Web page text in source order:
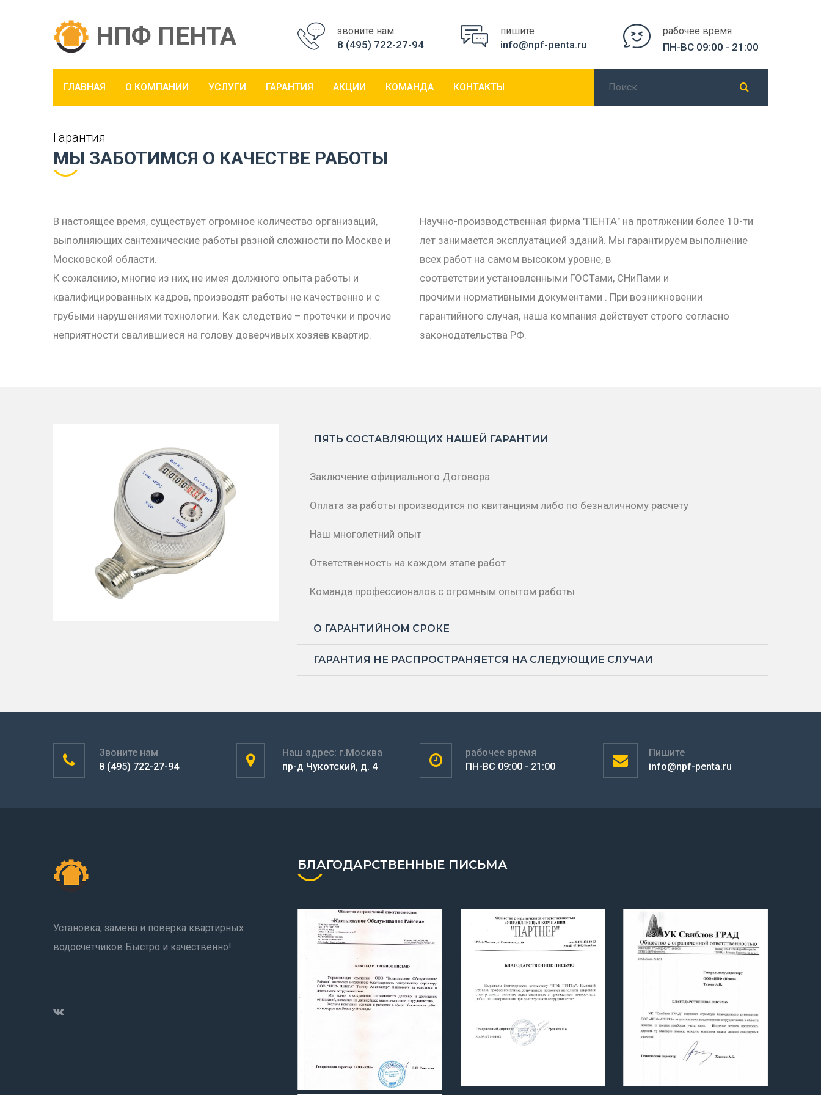
НПФ ПЕНТА звоните нам
8 (495) 722-27-94
пишите
info@npf-penta.ru
рабочее время
ПН-ВС 09:00 - 21:00
ГЛАВНАЯ О КОМПАНИИ УСЛУГИ ГАРАНТИЯ АКЦИИ КОМАНДА КОНТАКТЫ
Гарантия
МЫ ЗАБОТИМСЯ О КАЧЕСТВЕ РАБОТЫ
В настоящее время, существует огромное количество организаций,
выполняющих сантехнические работы разной сложности по Москве и
Московской области.
К сожалению, многие из них, не имея должного опыта работы и
квалифицированных кадров, производят работы не качественно и с
грубыми нарушениями технологии. Как следствие – протечки и прочие
неприятности свалившиеся на голову доверчивых хозяев квартир.
Научно-производственная фирма "ПЕНТА" на протяжении более 10-ти
лет занимается эксплуатацией зданий. Мы гарантируем выполнение
всех работ на самом высоком уровне, в
соответствии установленными ГОСТами, СНиПами и
прочими нормативными документами . При возникновении
гарантийного случая, наша компания действует строго согласно
законодательства РФ.
ПЯТЬ СОСТАВЛЯЮЩИХ НАШЕЙ ГАРАНТИИ
Заключение официального Договора
Оплата за работы производится по квитанциям либо по безналичному расчету
Наш многолетний опыт
Ответственность на каждом этапе работ
Команда профессионалов с огромным опытом работы
О ГАРАНТИЙНОМ СРОКЕ
ГАРАНТИЯ НЕ РАСПРОСТРАНЯЕТСЯ НА СЛЕДУЮЩИЕ СЛУЧАИ
Звоните нам
8 (495) 722-27-94
Наш адрес: г.Москва
пр-д Чукотский, д. 4
рабочее время
ПН-ВС 09:00 - 21:00
Пишите
info@npf-penta.ru
Установка, замена и поверка квартирных
водосчетчиков Быстро и качественно!
БЛАГОДАРСТВЕННЫЕ ПИСЬМА